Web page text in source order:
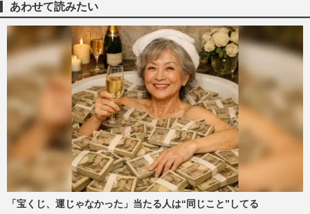
あわせて読みたい
「宝くじ、運じゃなかった」当たる人は“同じこと”してる